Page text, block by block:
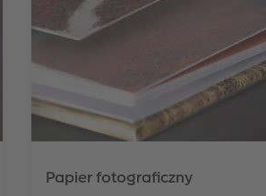
Papier fotograficzny